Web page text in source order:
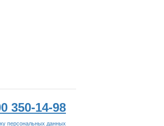
350-14-98
персональных данных